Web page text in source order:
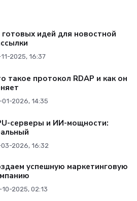
готовых идей для новостной
2025, 16:37
такое протокол RDAP и как он
01-2026, 14:35
серверы и ИИ-мощности:
03-2026, 16:32
успешную маркетинговую
2025, 02:13